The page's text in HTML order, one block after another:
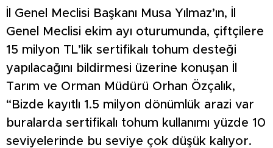
İl Genel Meclisi Başkanı Musa Yılmaz’ın, İl
Genel Meclisi ekim ayı oturumunda, çiftçilere
15 milyon TL’lik sertifikalı tohum desteği
yapılacağını bildirmesi üzerine konuşan İl
Tarım ve Orman Müdürü Orhan Özçalık,
“Bizde kayıtlı 1.5 milyon dönümlük arazi var
buralarda sertifikalı tohum kullanımı yüzde 10
seviyelerinde bu seviye çok düşük kalıyor.